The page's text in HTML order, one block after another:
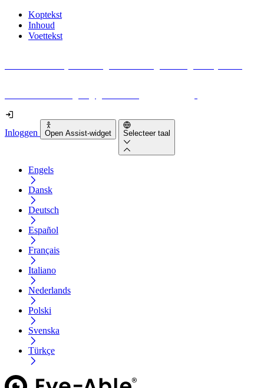
Koptekst
Inhoud
Voettekst
Inloggen Open Assist-widget Selecteer taal
Engels
Dansk
Deutsch
Español
Français
Italiano
Nederlands
Polski
Svenska
Türkçe